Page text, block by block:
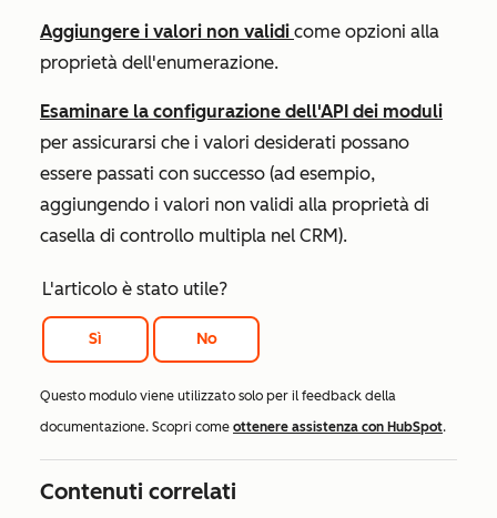
Aggiungere i valori non validi come opzioni alla
proprietà dell'enumerazione.
Esaminare la configurazione dell'API dei moduli
per assicurarsi che i valori desiderati possano
essere passati con successo (ad esempio,
aggiungendo i valori non validi alla proprietà di
casella di controllo multipla nel CRM).
L'articolo è stato utile?
Sì No
Questo modulo viene utilizzato solo per il feedback della
documentazione. Scopri come ottenere assistenza con HubSpot.
Contenuti correlati